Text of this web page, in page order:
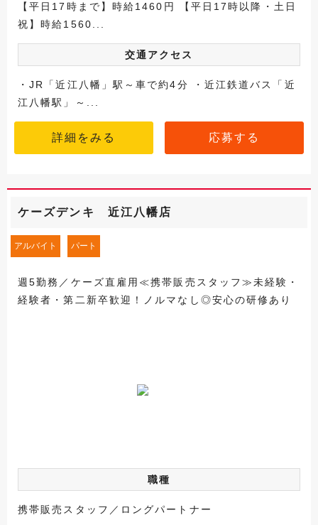
【平日17時まで】時給1460円 【平日17時以降・土日
祝】時給1560...
交通アクセス
・JR「近江八幡」駅～車で約4分 ・近江鉄道バス「近
江八幡駅」～...
詳細をみる 応募する
ケーズデンキ 近江八幡店
アルバイト パート
週5勤務／ケーズ直雇用≪携帯販売スタッフ≫未経験・
経験者・第二新卒歓迎！ノルマなし◎安心の研修あり
職種
携帯販売スタッフ／ロングパートナー